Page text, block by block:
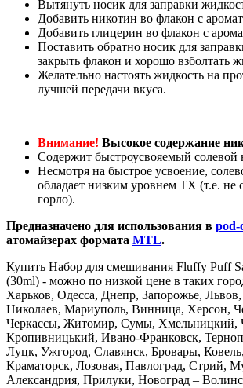
Вытянуть носик для заправки
Добавить никотин во флакон с
Добавить глицерин во флакон с
Поставить обратно носик для
закрыть флакон и хорошо взболтать
Желательно настоять жидкость на
лучшей передачи вкуса.
Внимание! Высокое содержание
Содержит быстроусвояемый солевой
Несмотря на быстрое усвоение,
обладает низким уровнем ТХ (т.е. не
горло).
Предназначено для использования в pod-
атомайзерах формата MTL.
Купить Набор для смешивания Fluffy Puff
(30ml) - можно по низкой цене в таких
Харьков, Одесса, Днепр, Запорожье,
Николаев, Мариуполь, Винница, Херсон,
Черкассы, Житомир, Сумы, Хмельницкий,
Кропивницький, Ивано-Франковск,
Луцк, Ужгород, Славянск, Бровары,
Краматорск, Лозовая, Павлоград, Стрий,
Александрия, Прилуки, Новоград –